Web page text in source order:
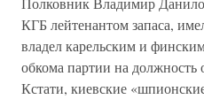
КГБ лейтенантом запаса,
владел карельским и
обкома партии на
Кстати, киевские